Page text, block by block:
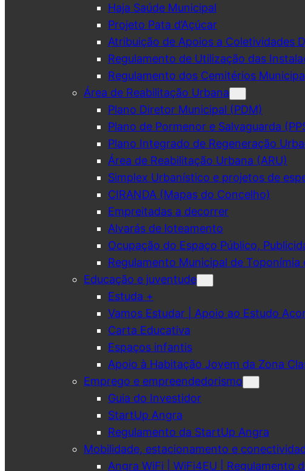
Haja Saúde Municipal
Projeto Pata d’Açúcar
Atribuição de Apoios a Coletividades
Regulamento de Utilização das
Regulamento dos Cemitérios
Área de Reabilitação Urbana
Plano Diretor Municipal (PDM)
Plano de Pormenor e Salvaguarda
Plano Integrado de Regeneração
Área de Reabilitação Urbana (ARU)
Simplex Urbanístico e projetos de
CIRANDA (Mapas do Concelho)
Empreitadas a decorrer
Alvarás de loteamento
Ocupação do Espaço Público,
Regulamento Municipal de Toponímia
Educação e juventude
Estuda +
Vamos Estudar | Apoio ao Estudo
Carta Educativa
Espaços infantis
Apoio à Habitação Jovem da Zona
Emprego e empreendedorismo
Guia do Investidor
StartUp Angra
Regulamento da StartUp Angra
Mobilidade, estacionamento e
Angra WiFi | WiFi4EU | Regulamento